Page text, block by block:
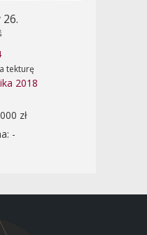
tekturę
2018
zł
-